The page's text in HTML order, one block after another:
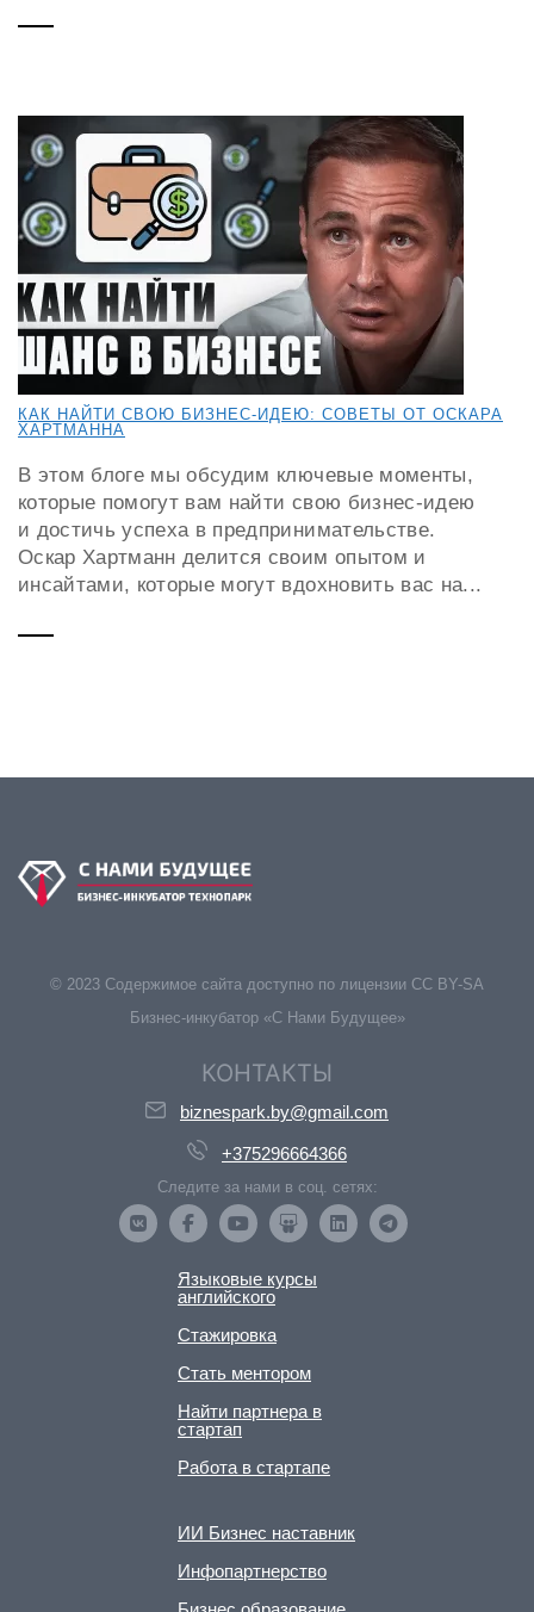
КАК НАЙТИ СВОЮ БИЗНЕС-ИДЕЮ: СОВЕТЫ ОТ ОСКАРА
ХАРТМАННА
В этом блоге мы обсудим ключевые моменты,
которые помогут вам найти свою бизнес-идею
и достичь успеха в предпринимательстве.
Оскар Хартманн делится своим опытом и
инсайтами, которые могут вдохновить вас на...
© 2023 Содержимое сайта доступно по лицензии CC BY-SA
Бизнес-инкубатор «С Нами Будущее»
КОНТАКТЫ
biznespark.by@gmail.com
+375296664366
Следите за нами в соц. сетях:
Языковые курсы
английского
Стажировка
Стать ментором
Найти партнера в
стартап
Работа в стартапе
ИИ Бизнес наставник
Инфопартнерство